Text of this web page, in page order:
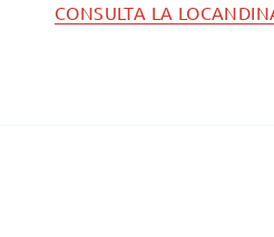
CONSULTA LA